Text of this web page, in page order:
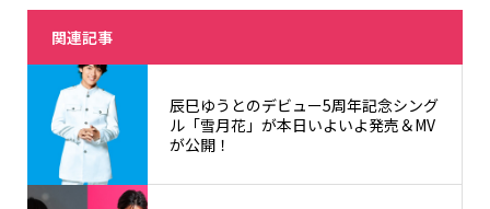
関連記事
辰巳ゆうとのデビュー5周年記念シング
ル「雪月花」が本日いよいよ発売＆MV
が公開！